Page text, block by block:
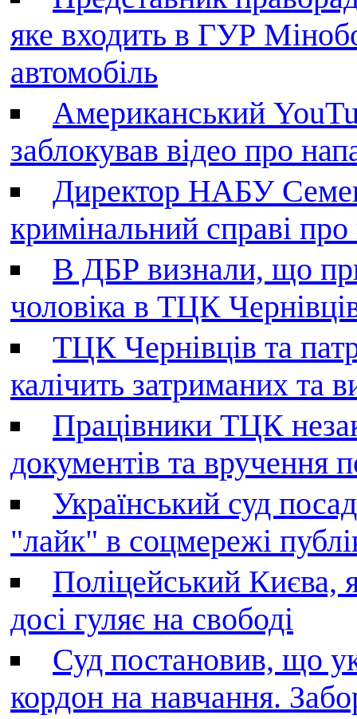
яке входить в ГУР
автомобіль
Американський
заблокував відео про
Директор НАБУ
кримінальний справі
В ДБР визнали, що
чоловіка в ТЦК Чернівців
ТЦК Чернівців та
калічить затриманих та
Працівники ТЦК
документів та вручення
Український суд
"лайк" в соцмережі
Поліцейський Києва,
досі гуляє на свободі
Суд постановив, що
кордон на навчання.